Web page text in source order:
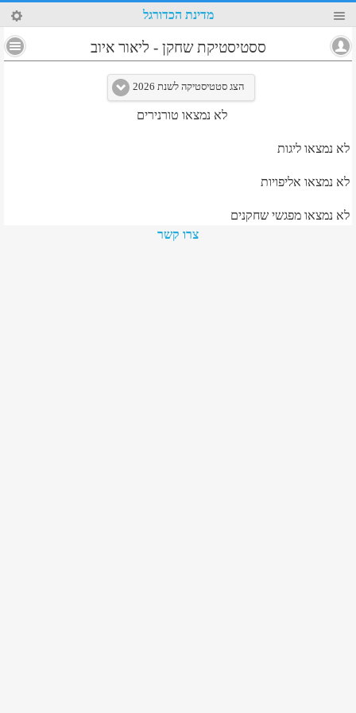
10 מדינת הכדורגל
ססטיסטיקת שחקן - ליאור איוב
הצג סטטיסטיקה לשנת 2026
לא נמצאו טורנירים
לא נמצאו ליגות
לא נמצאו אליפויות
לא נמצאו מפגשי שחקנים
צרו קשר
4